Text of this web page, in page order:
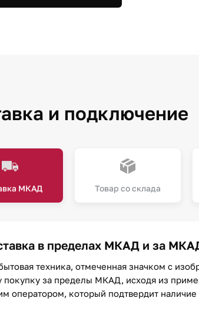
и подключение
МКАД Товар со склада
в пределах МКАД и за
техника, отмеченная значком с
покупку за пределы МКАД, исходя из
оператором, который подтвердит наличие